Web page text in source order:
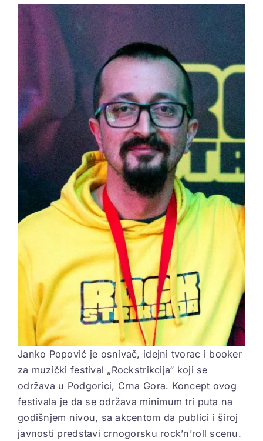
ELEKTROPIONIR
BEZ STRAHA
View
Larger
Image
Janko Popović je osnivač, idejni tvorac i booker
za muzički festival „Rockstrikcija“ koji se
održava u Podgorici, Crna Gora. Koncept ovog
festivala je da se održava minimum tri puta na
godišnjem nivou, sa akcentom da publici i široj
javnosti predstavi crnogorsku rock’n’roll scenu.